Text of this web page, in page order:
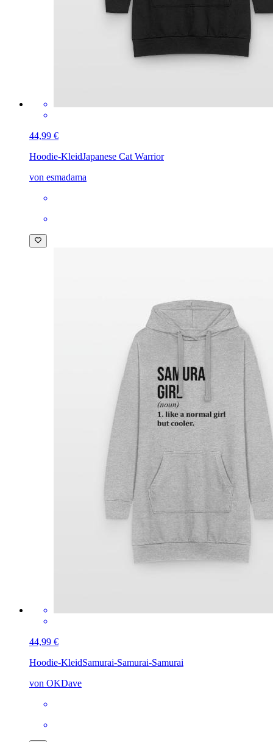
44,99 €
Hoodie-KleidJapanese Cat Warrior
von esmadama
44,99 €
Hoodie-KleidSamurai-Samurai-Samurai
von OKDave